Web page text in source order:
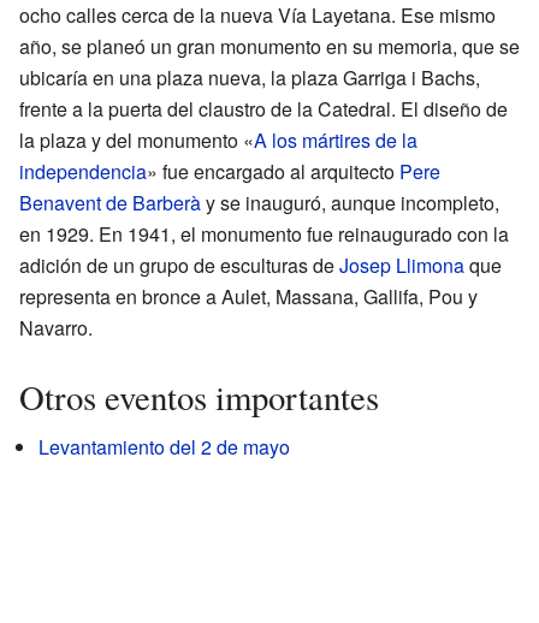
ocho calles cerca de la nueva Vía Layetana. Ese mismo
año, se planeó un gran monumento en su memoria, que se
ubicaría en una plaza nueva, la plaza Garriga i Bachs,
frente a la puerta del claustro de la Catedral. El diseño de
la plaza y del monumento «A los mártires de la
independencia» fue encargado al arquitecto Pere
Benavent de Barberày se inauguró, aunque incompleto,
en 1929. En 1941, el monumento fue reinaugurado con la
adición de un grupo de esculturas deJosep Llimonaque
representa en bronce a Aulet, Massana, Gallifa, Pou y
Navarro.
Otros eventos importantes
Levantamiento del 2 de mayo